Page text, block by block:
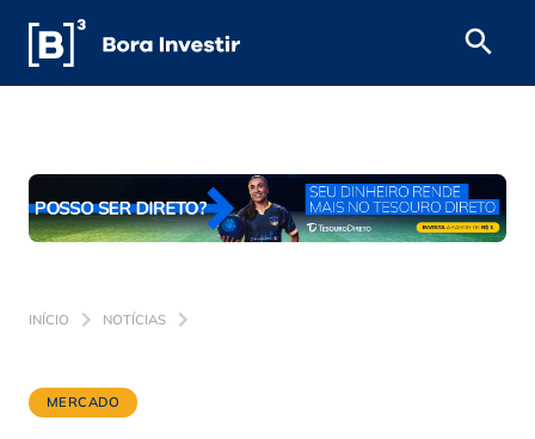
INÍCIO NOTÍCIAS
MERCADO